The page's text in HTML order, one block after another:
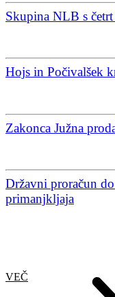
Skupina NLB s
Hojs in Počivalšek
Zakonca Južna
Državni proračun
primanjkljaja
VEČ